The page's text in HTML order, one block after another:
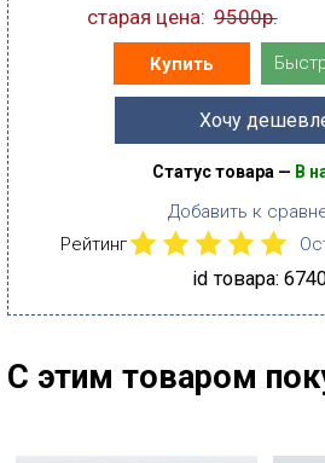
старая цена: 9500р.
Купить
Хочу
Статус товара — В
Добавить к
Рейтинг
id товара:
С этим товаром